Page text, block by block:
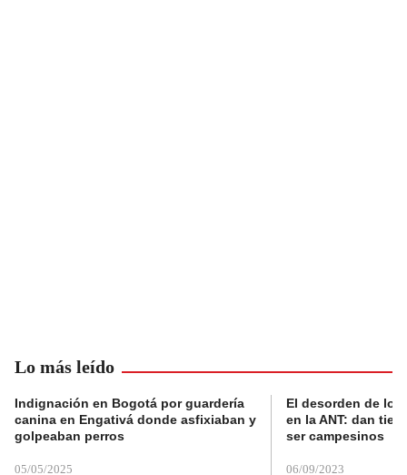
Lo más leído
Indignación en Bogotá por guardería
canina en Engativá donde asfixiaban y
golpeaban perros
05/05/2025
El desorden de
en la ANT: dan
ser campesinos
06/09/2023